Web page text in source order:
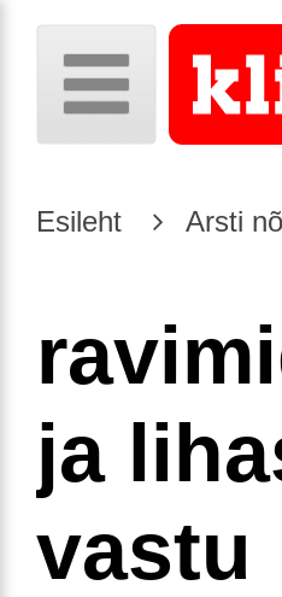
Esileht Arsti
ja
vastu